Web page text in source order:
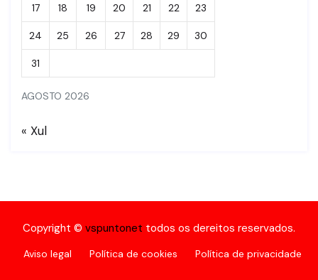
AGOSTO 2026
17 18 19 20 21 22 23
24 25 26 27 28 29 30
31
« Xul
Copyright © vspuntonet todos os dereitos reservados.
Aviso legal Política de cookies Política de privacidade